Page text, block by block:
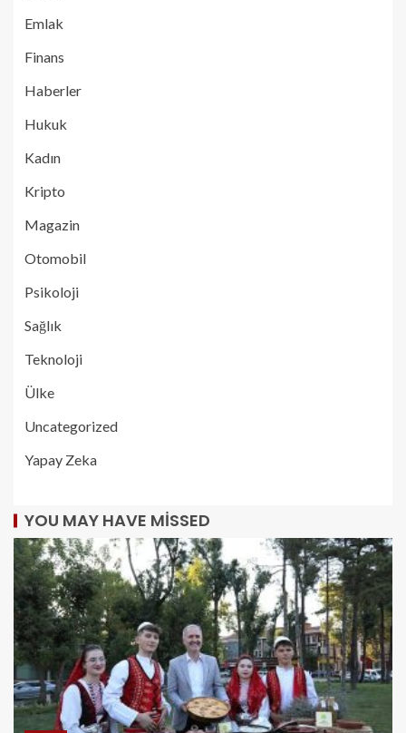
Emlak
Finans
Haberler
Hukuk
Kadın
Kripto
Magazin
Otomobil
Psikoloji
Sağlık
Teknoloji
Ülke
Uncategorized
Yapay Zeka
YOU MAY HAVE MISSED